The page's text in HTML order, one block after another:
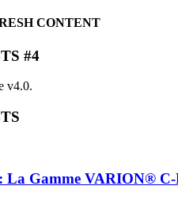
CONTENT
#4
v4.0.
La Gamme VARION®